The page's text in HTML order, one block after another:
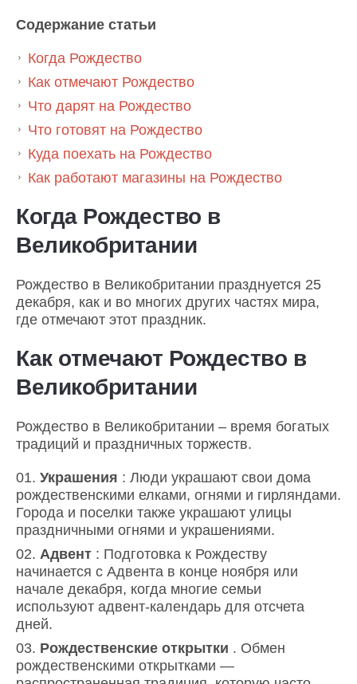
Содержание статьи
Когда Рождество
Как отмечают Рождество
Что дарят на Рождество
Что готовят на Рождество
Куда поехать на Рождество
Как работают магазины на Рождество
Когда Рождество в
Великобритании
Рождество в Великобритании празднуется 25
декабря, как и во многих других частях мира,
где отмечают этот праздник.
Как отмечают Рождество в
Великобритании
Рождество в Великобритании – время богатых
традиций и праздничных торжеств.
Украшения : Люди украшают свои дома
рождественскими елками, огнями и гирляндами.
Города и поселки также украшают улицы
праздничными огнями и украшениями.
Адвент : Подготовка к Рождеству
начинается с Адвента в конце ноября или
начале декабря, когда многие семьи
используют адвент-календарь для отсчета
дней.
Рождественские открытки . Обмен
рождественскими открытками —